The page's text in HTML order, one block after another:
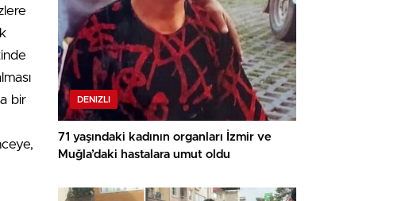
bir
DENIZLI
71 yaşındaki kadının organları İzmir ve
Muğla’daki hastalara umut oldu